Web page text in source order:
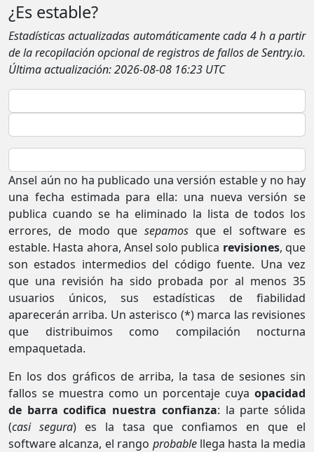
¿Es estable?
Estadísticas actualizadas automáticamente cada 4 h a partir
de la recopilación opcional de registros de fallos de Sentry.io.
Última actualización:2026-08-08 16:23 UTC
Ansel aún no ha publicado una versión estable y no hay
una fecha estimada para ella: una nueva versión se
publica cuando se ha eliminado la lista de todos los
errores, de modo que sepamos que el software es
estable. Hasta ahora, Ansel solo publica revisiones, que
son estados intermedios del código fuente. Una vez
que una revisión ha sido probada por al menos 35
usuarios únicos, sus estadísticas de fiabilidad
aparecerán arriba. Un asterisco (*) marca las revisiones
que distribuimos como compilación nocturna
empaquetada.
En los dos gráficos de arriba, la tasa de sesiones sin
fallos se muestra como un porcentaje cuya opacidad
de barra codifica nuestra confianza: la parte sólida
(casi segura) es la tasa que confiamos en que el
software alcanza, el rango probablellega hasta la media